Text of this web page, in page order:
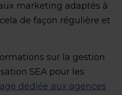
marketing adaptés à
de façon régulière et
sur la gestion
SEA pour les
dédiée aux agences